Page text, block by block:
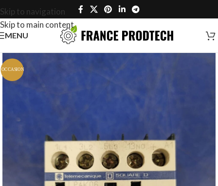
Skip to navigation
Skip to main content
MENU